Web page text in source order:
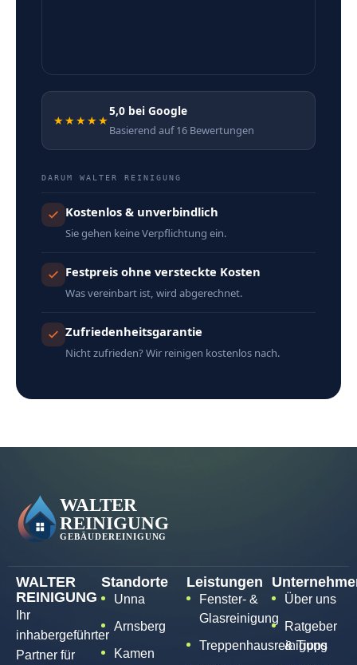
★★★★★
5,0 bei Google
Basierend auf 16 Bewertungen
DARUM WALTER REINIGUNG
Kostenlos & unverbindlich
Sie gehen keine Verpflichtung ein.
Festpreis ohne versteckte Kosten
Was vereinbart ist, wird abgerechnet.
Zufriedenheitsgarantie
Nicht zufrieden? Wir reinigen kostenlos nach.
WALTER
REINIGUNG
Ihr
inhabergeführter
Partner für
Standorte
Unna
Arnsberg
Kamen
Leistungen
Fenster- &
Glasreinigung
Treppenhausreinigung
Über uns
Ratgeber
& Tipps